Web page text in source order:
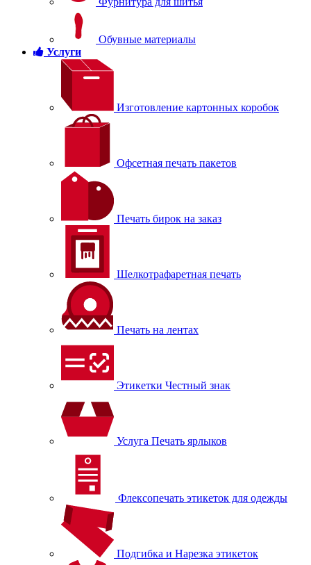
Обувные материалы
Услуги
Изготовление картонных коробок
Офсетная печать пакетов
Печать бирок на заказ
Шелкотрафаретная печать
Печать на лентах
Этикетки Честный знак
Услуга Печать ярлыков
Флексопечать этикеток для одежды
Подгибка и Нарезка этикеток